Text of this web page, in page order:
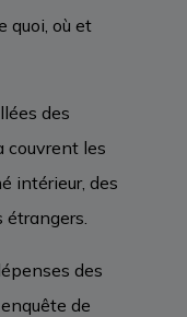
quoi, où et
des
couvrent les
intérieur, des
des
de